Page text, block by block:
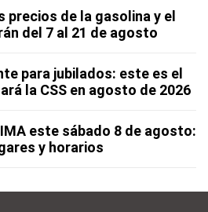
precios de la gasolina y el
del 7 al 21 de agosto
para jubilados: este es el
la CSS en agosto de 2026
este sábado 8 de agosto:
y horarios